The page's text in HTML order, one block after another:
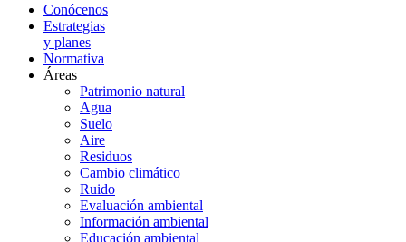
Conócenos
Estrategias
y planes
Normativa
Áreas
Patrimonio natural
Agua
Suelo
Aire
Residuos
Cambio climático
Ruido
Evaluación ambiental
Información ambiental
Educación ambiental